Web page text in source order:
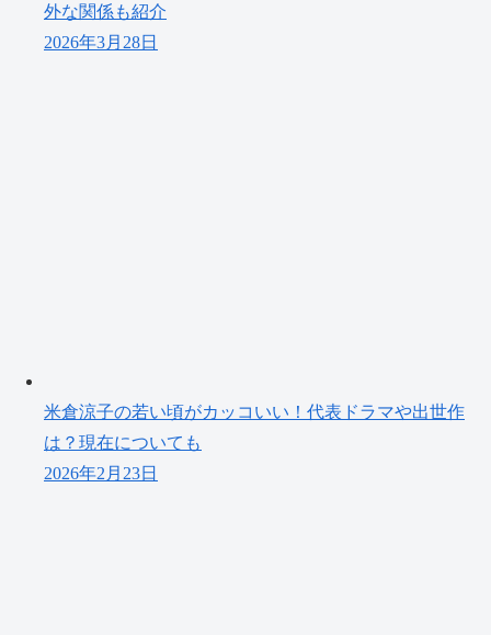
外な関係も紹介
2026年3月28日
米倉涼子の若い頃がカッコいい！代表ドラマや出世作
は？現在についても
2026年2月23日